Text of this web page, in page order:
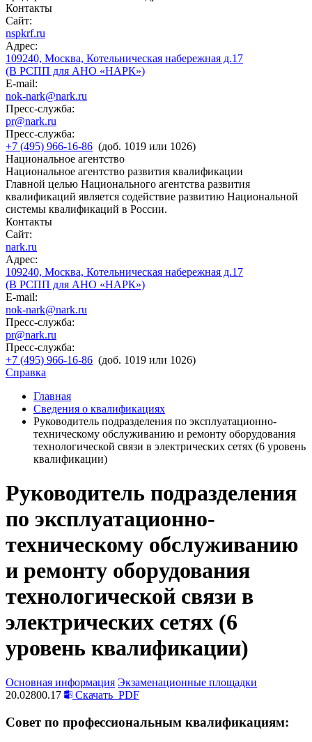
Контакты
Сайт:
nspkrf.ru
Адрес:
109240, Москва, Котельническая набережная д.17
(В РСПП для АНО «НАРК»)
E-mail:
nok-nark@nark.ru
Пресс-служба:
pr@nark.ru
Пресс-служба:
+7 (495) 966-16-86 (доб. 1019 или 1026)
Национальное агентство
Национальное агентство развития квалификации
Главной целью Национального агентства развития
квалификаций является содействие развитию Национальной
системы квалификаций в России.
Контакты
Сайт:
nark.ru
Адрес:
109240, Москва, Котельническая набережная д.17
(В РСПП для АНО «НАРК»)
E-mail:
nok-nark@nark.ru
Пресс-служба:
pr@nark.ru
Пресс-служба:
+7 (495) 966-16-86 (доб. 1019 или 1026)
Справка
Главная
Сведения о квалификациях
Руководитель подразделения по эксплуатационно-
техническому обслуживанию и ремонту оборудования
технологической связи в электрических сетях (6 уровень
квалификации)
Руководитель подразделения
по эксплуатационно-
техническому обслуживанию
и ремонту оборудования
технологической связи в
электрических сетях (6
уровень квалификации)
Основная информация Экзаменационные площадки
20.02800.17
Скачать PDF
Совет по профессиональным квалификациям: